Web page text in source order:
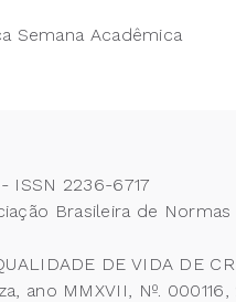
Semana Acadêmica
ISSN 2236-6717
Brasileira de
DE VIDA DE
ano MMXVII, Nº. 000116,